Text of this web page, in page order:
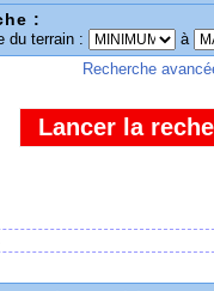
:
du terrain :
à
Recherche